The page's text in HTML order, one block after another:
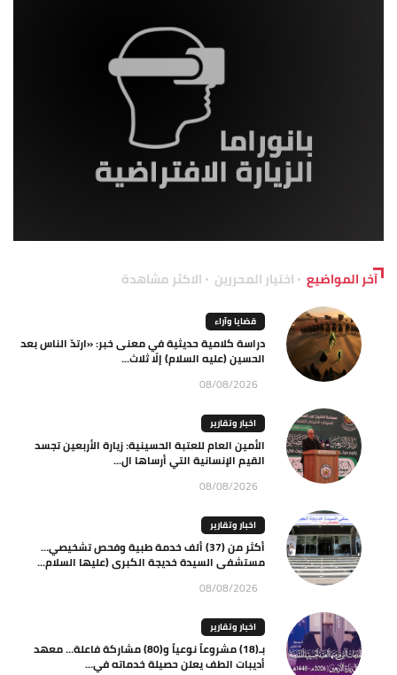
آخر المواضيع اختيار المحررين الاكثر مشاهدة
قضايا وآراء
دراسة كلامية حديثية في معنى خبر: «ارتدّ الناس بعد
الحسين (عليه السلام) إلّا ثلاث...
08/08/2026
اخبار وتقارير
الأمين العام للعتبة الحسينية: زيارة الأربعين تجسد
القيم الإنسانية التي أرساها ال...
08/08/2026
اخبار وتقارير
أكثر من (37) ألف خدمة طبية وفحص تشخيصي…
مستشفى السيدة خديجة الكبرى (عليها السلام...
08/08/2026
اخبار وتقارير
بـ(18) مشروعاً نوعياً و(80) مشاركة فاعلة… معهد
أديبات الطف يعلن حصيلة خدماته في...